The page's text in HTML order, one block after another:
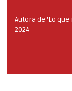
Autora de 'Lo
2024